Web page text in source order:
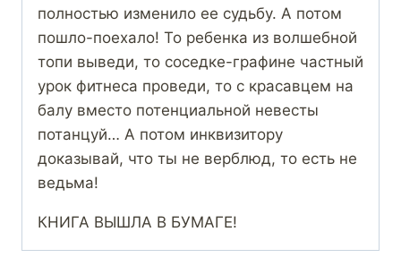
полностью изменило ее судьбу. А потом
пошло-поехало! То ребенка из волшебной
топи выведи, то соседке-графине частный
урок фитнеса проведи, то с красавцем на
балу вместо потенциальной невесты
потанцуй… А потом инквизитору
доказывай, что ты не верблюд, то есть не
ведьма!
КНИГА ВЫШЛА В БУМАГЕ!